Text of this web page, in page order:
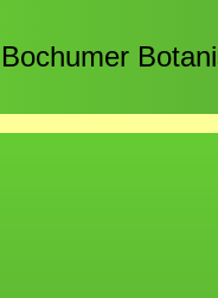
Bochumer